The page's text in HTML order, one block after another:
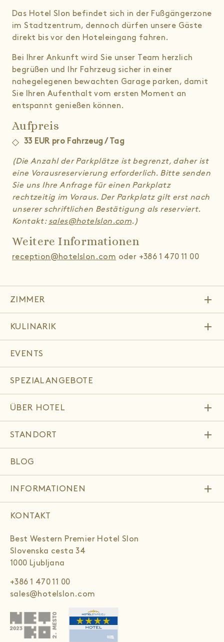
Das Hotel Slon befindet sich in der Fußgängerzone
im Stadtzentrum, dennoch dürfen unsere Gäste
direkt bis vor den Hoteleingang fahren.
Bei Ihrer Ankunft wird Sie unser Team herzlich
begrüßen und Ihr Fahrzeug sicher in einer
nahegelegenen bewachten Garage parken, damit
Sie Ihren Aufenthalt vom ersten Moment an
entspannt genießen können.
Aufpreis
33 EUR pro Fahrzeug / Tag
(Die Anzahl der Parkplätze ist begrenzt, daher ist
eine Vorausreservierung erforderlich. Bitte senden
Sie uns Ihre Anfrage für einen Parkplatz
rechtzeitig im Voraus. Der Parkplatz gilt erst nach
unserer schriftlichen Bestätigung als reserviert.
Kontakt: sales@hotelslon.com.)
Weitere Informationen
reception@hotelslon.com oder +386 1 470 11 00
ZIMMER add
KULINARIK add
EVENTS
SPEZIALANGEBOTE
ÜBER HOTEL add
STANDORT add
BLOG
INFORMATIONEN add
KONTAKT
Best Western Premier Hotel Slon
Slovenska cesta 34
1000 Ljubljana
+386 1 470 11 00
sales@hotelslon.com